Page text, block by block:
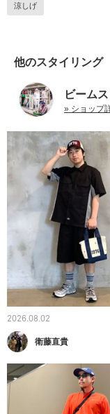
涼しげ
他のスタイリング
ビーム
» ショップ
2026.08.02
衛藤直貴